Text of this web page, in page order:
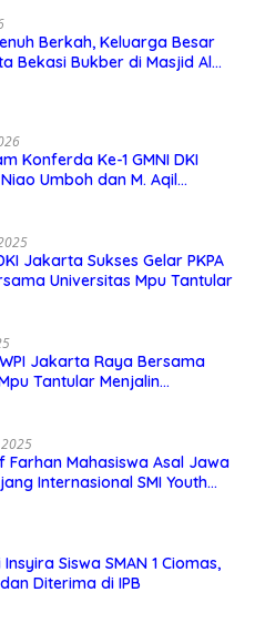
Berkah, Keluarga Besar
Bekasi Bukber di Masjid Al
Konferda Ke-1 GMNI DKI
Umboh dan M. Aqil
Jakarta Sukses Gelar PKPA
Universitas Mpu Tantular
Jakarta Raya Bersama
Tantular Menjalin
Farhan Mahasiswa Asal Jawa
Internasional SMI Youth
Siswa SMAN 1 Ciomas,
Diterima di IPB